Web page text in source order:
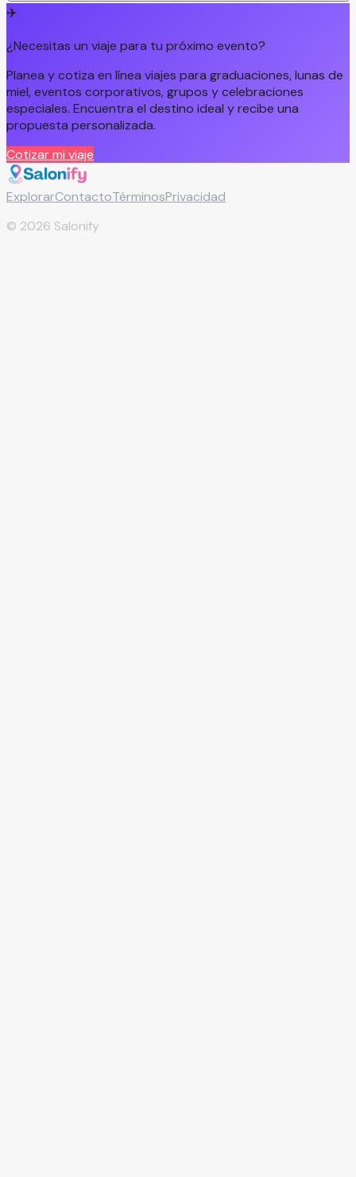
✈️
¿Necesitas un viaje para tu próximo evento?
Planea y cotiza en línea viajes para graduaciones, lunas de
miel, eventos corporativos, grupos y celebraciones
especiales. Encuentra el destino ideal y recibe una
propuesta personalizada.
Cotizar mi viaje
ExplorarContactoTérminosPrivacidad
© 2026 Salonify